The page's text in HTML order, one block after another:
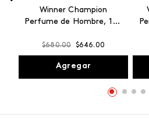
Winner Champion
Perfume de Hombre, 100
$680.00 $646.00
Agregar